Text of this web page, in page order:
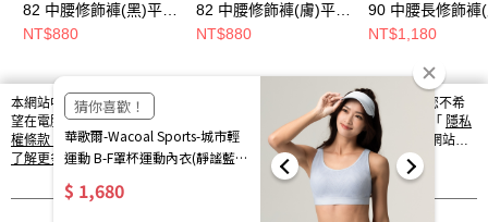
82 中腰修飾褲(黑)平口
短管-翹臀360度包覆-
NT$880
82 中腰修飾褲(膚)平口
短管-翹臀360度包覆-
NT$880
90 中腰長修飾褲
口長管-翹臀360
NE1367TJ
NT$1,180
熱門標籤
本網站中使用 cookie，欲查詢有關本網站使用 cookie 方式之詳情，及若您不希
望在電腦上使用 cookie 時應如何變更電腦的 cookie 設定，請參閱本網站「 隱私
權條款
」之 Cookie 聲明。您繼續使用本網站即表示您同意本公司得按本網站使
用條款之 Cookie 聲明使用 cookie。
了解更多 >